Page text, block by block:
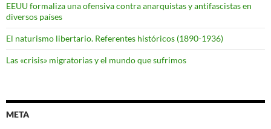
EEUU formaliza una ofensiva contra anarquistas y antifascistas en
diversos países
El naturismo libertario. Referentes históricos (1890-1936)
Las «crisis» migratorias y el mundo que sufrimos
META